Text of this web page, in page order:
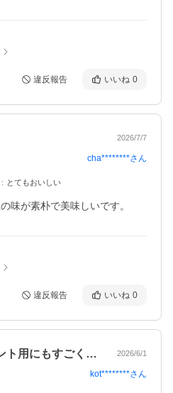
違反報告 いいね 0
2026/7/7
cha********さん
： とてもおいしい
味が素朴で美味しいです。
違反報告 いいね 0
個包装なので、プレゼント用にもすごく良… 2026/6/1
kot********さん